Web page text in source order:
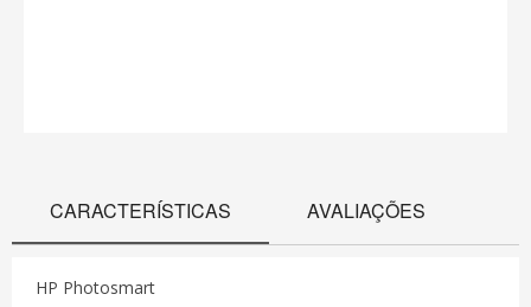
CARACTERÍSTICAS AVALIAÇÕES
HP Photosmart